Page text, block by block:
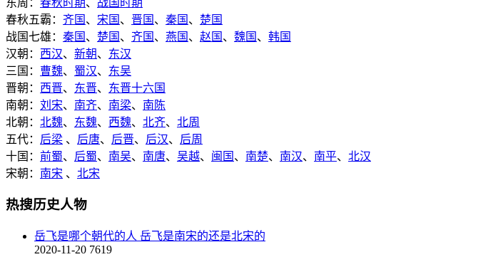
春秋五霸： 齐国 、 宋国 、 晋国 、 秦国 、 楚国
战国七雄： 秦国 、 楚国 、 齐国 、 燕国 、 赵国 、 魏国 、 韩国
汉朝： 西汉、 新朝、 东汉
三国： 曹魏、 蜀汉、 东吴
晋朝： 西晋、 东晋、 东晋十六国
南朝： 刘宋、 南齐、 南梁、 南陈
北朝： 北魏、 东魏、 西魏、 北齐、 北周
五代： 后梁 、 后唐、 后晋、 后汉、 后周
十国： 前蜀、 后蜀、 南吴、 南唐、 吴越、 闽国 、 南楚、 南汉、 南平、 北汉
宋朝： 南宋 、 北宋
热搜历史人物
岳飞是哪个朝代的人 岳飞是南宋的还是北宋的
2020-11-20 7619